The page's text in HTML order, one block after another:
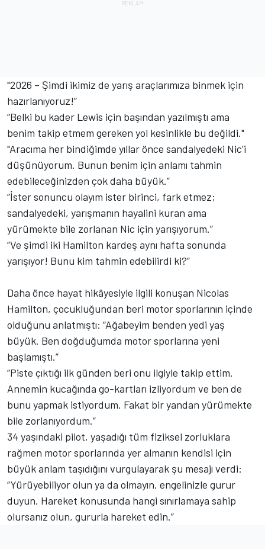
"2026 – Şimdi ikimiz de yarış araçlarımıza binmek için
hazırlanıyoruz!”
“Belki bu kader Lewis için başından yazılmıştı ama
benim takip etmem gereken yol kesinlikle bu değildi."
"Aracıma her bindiğimde yıllar önce sandalyedeki Nic’i
düşünüyorum. Bunun benim için anlamı tahmin
edebileceğinizden çok daha büyük.”
“İster sonuncu olayım ister birinci, fark etmez;
sandalyedeki, yarışmanın hayalini kuran ama
yürümekte bile zorlanan Nic için yarışıyorum.”
“Ve şimdi iki Hamilton kardeş aynı hafta sonunda
yarışıyor! Bunu kim tahmin edebilirdi ki?”
Daha önce hayat hikâyesiyle ilgili konuşan Nicolas
Hamilton, çocukluğundan beri motor sporlarının içinde
olduğunu anlatmıştı: “Ağabeyim benden yedi yaş
büyük. Ben doğduğumda motor sporlarına yeni
başlamıştı.”
“Piste çıktığı ilk günden beri onu ilgiyle takip ettim.
Annemin kucağında go-kartları izliyordum ve ben de
bunu yapmak istiyordum. Fakat bir yandan yürümekte
bile zorlanıyordum.”
34 yaşındaki pilot, yaşadığı tüm fiziksel zorluklara
rağmen motor sporlarında yer almanın kendisi için
büyük anlam taşıdığını vurgulayarak şu mesajı verdi:
“Yürüyebiliyor olun ya da olmayın, engelinizle gurur
duyun. Hareket konusunda hangi sınırlamaya sahip
olursanız olun, gururla hareket edin.”